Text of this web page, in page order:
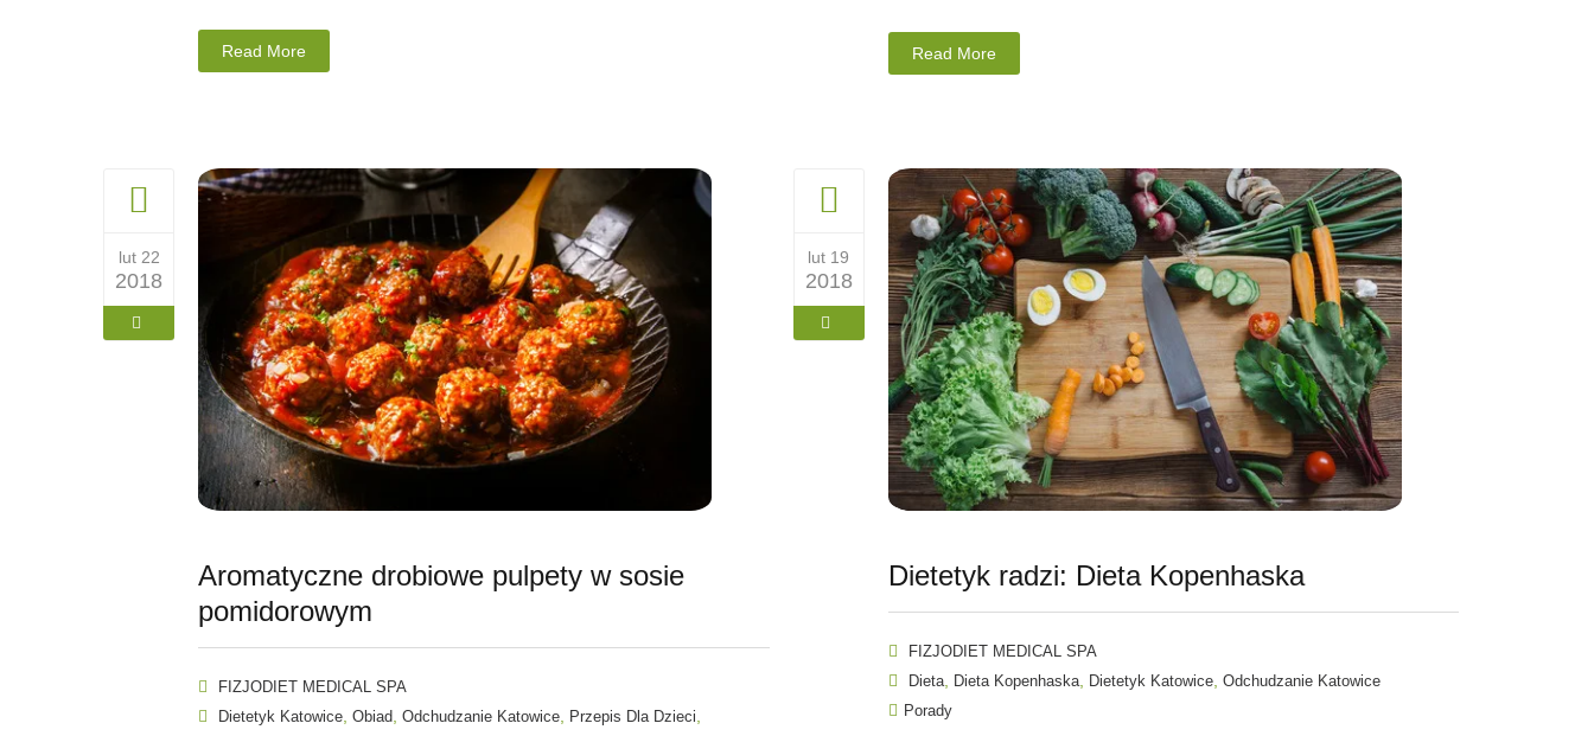
Read More Read More
lut 22
2018
Aromatyczne drobiowe pulpety w sosie
pomidorowym
FIZJODIET MEDICAL SPA
Dietetyk Katowice, Obiad, Odchudzanie Katowice, Przepis Dla Dzieci,
lut 19
2018
Dietetyk radzi: Dieta Kopenhaska
FIZJODIET MEDICAL SPA
Dieta, Dieta Kopenhaska, Dietetyk Katowice, Odchudzanie Katowice
Porady